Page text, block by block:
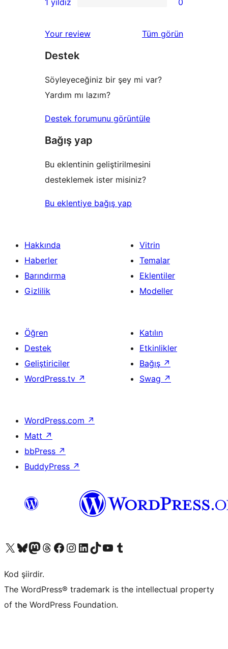
inceleme
yıldızlı
2
inceleme
yıldızlı
inceleme
Your review Tüm değerlendirmeleri
görün
Destek
Söyleyeceğiniz bir şey mi var?
Yardım mı lazım?
Destek forumunu görüntüle
Bağış yap
Bu eklentinin geliştirilmesini
desteklemek ister misiniz?
Bu eklentiye bağış yap
Hakkında
Haberler
Barındırma
Gizlilik
Vitrin
Temalar
Eklentiler
Modeller
Öğren
Destek
Geliştiriciler
WordPress.tv ↗
Katılın
Etkinlikler
Bağış ↗
Swag ↗
WordPress.com ↗
Matt ↗
bbPress ↗
BuddyPress ↗
X (eski Twitter) hesabımıza bakın
Bluesky hesabımızı ziyaret edinMastodon hesabımızı ziyaret edinThreads hesabımızı ziyaret edinFacebook sayfamızı ziyaret edinInstagram hesabımızı ziyaret edinLinkedIn hesabımızı ziyaret edinTikTok hesabımızı ziyaret edinYouTube kanalımızı ziyaret edinTumblr hesabımızı ziyaret edin
Kod şiirdir.
The WordPress® trademark is the intellectual property
of the WordPress Foundation.